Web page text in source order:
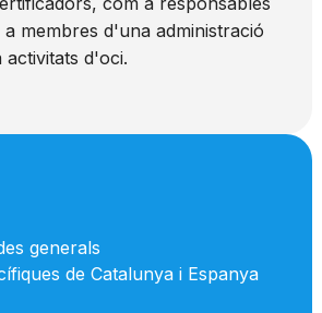
membres d'una administració
activitats d'oci.
generals
de Catalunya i Espanya